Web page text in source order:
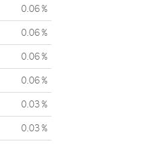
0.06 %
0.06 %
0.06 %
0.06 %
0.03 %
0.03 %